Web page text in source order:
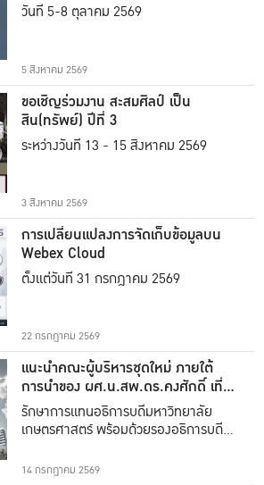
วันที่ 5-8 ตุลาคม 2569
5 สิงหาคม 2569
ขอเชิญร่วมงาน สะสมศิลป์ เป็น
สิน(ทรัพย์) ปีที่ 3
ระหว่างวันที่ 13 - 15 สิงหาคม 2569
3 สิงหาคม 2569
การเปลี่ยนแปลงการจัดเก็บข้อมูลบน
Webex Cloud
ตั้งแต่วันที่ 31 กรกฎาคม 2569
22 กรกฎาคม 2569
แนะนำคณะผู้บริหารชุดใหม่ ภายใต้
การนำของ ผศ.น.สพ.ดร.คงศักดิ์ เที่ยง
ธรรม
รักษาการแทนอธิการบดีมหาวิทยาลัย
เกษตรศาสตร์ พร้อมด้วยรองอธิการบดีทั้ง
14 กรกฎาคม 2569